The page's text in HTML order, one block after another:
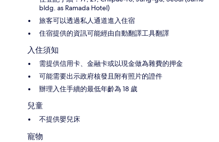
bldg. as Ramada Hotel)
旅客可以透過私人通道進入住宿
住宿提供的資訊可能經由自動翻譯工具翻譯
入住須知
需提供信用卡、金融卡或以現金做為雜費的押金
可能需要出示政府核發且附有照片的證件
辦理入住手續的最低年齡為 18 歲
兒童
不提供嬰兒床
寵物